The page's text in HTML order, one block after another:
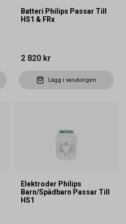
Batteri Philips Passar Till
HS1 & FRx
2 820 kr
Lägg i varukorgen
Elektroder Philips
Barn/Spädbarn Passar Till
HS1